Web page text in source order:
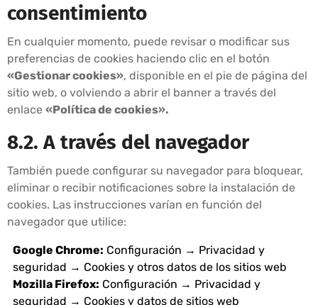
consentimiento
En cualquier momento, puede revisar o modificar sus
preferencias de cookies haciendo clic en el botón
«Gestionar cookies», disponible en el pie de página del
sitio web, o volviendo a abrir el banner a través del
enlace «Política de cookies».
8.2. A través del navegador
También puede configurar su navegador para bloquear,
eliminar o recibir notificaciones sobre la instalación de
cookies. Las instrucciones varían en función del
navegador que utilice:
Google Chrome: Configuración → Privacidad y
seguridad → Cookies y otros datos de los sitios web
Mozilla Firefox: Configuración → Privacidad y
seguridad → Cookies y datos de sitios web